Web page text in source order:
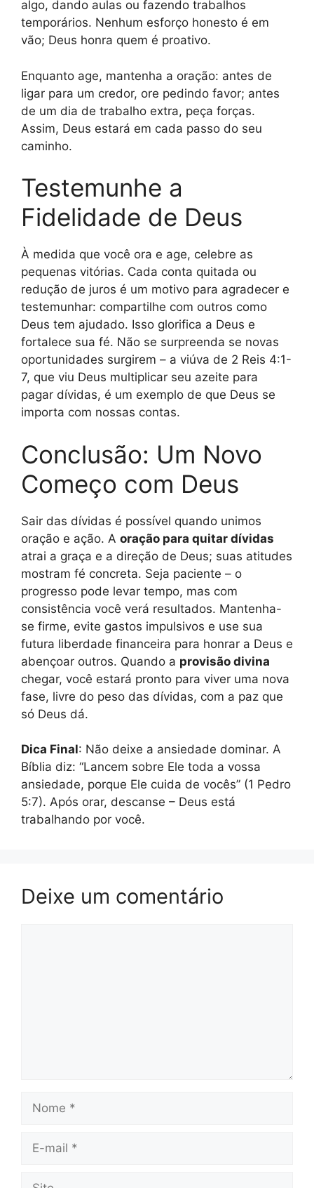
algo, dando aulas ou fazendo trabalhos
temporários. Nenhum esforço honesto é em
vão; Deus honra quem é proativo.
Enquanto age, mantenha a oração: antes de
ligar para um credor, ore pedindo favor; antes
de um dia de trabalho extra, peça forças.
Assim, Deus estará em cada passo do seu
caminho.
Testemunhe a
Fidelidade de Deus
À medida que você ora e age, celebre as
pequenas vitórias. Cada conta quitada ou
redução de juros é um motivo para agradecer e
testemunhar: compartilhe com outros como
Deus tem ajudado. Isso glorifica a Deus e
fortalece sua fé. Não se surpreenda se novas
oportunidades surgirem – a viúva de 2 Reis 4:1-
7, que viu Deus multiplicar seu azeite para
pagar dívidas, é um exemplo de que Deus se
importa com nossas contas.
Conclusão: Um Novo
Começo com Deus
Sair das dívidas é possível quando unimos
oração e ação. A oração para quitar dívidas
atrai a graça e a direção de Deus; suas atitudes
mostram fé concreta. Seja paciente – o
progresso pode levar tempo, mas com
consistência você verá resultados. Mantenha-
se firme, evite gastos impulsivos e use sua
futura liberdade financeira para honrar a Deus e
abençoar outros. Quando a provisão divina
chegar, você estará pronto para viver uma nova
fase, livre do peso das dívidas, com a paz que
só Deus dá.
Dica Final: Não deixe a ansiedade dominar. A
Bíblia diz: “Lancem sobre Ele toda a vossa
ansiedade, porque Ele cuida de vocês” (1 Pedro
5:7). Após orar, descanse – Deus está
trabalhando por você.
Deixe um comentário
Nome
Site